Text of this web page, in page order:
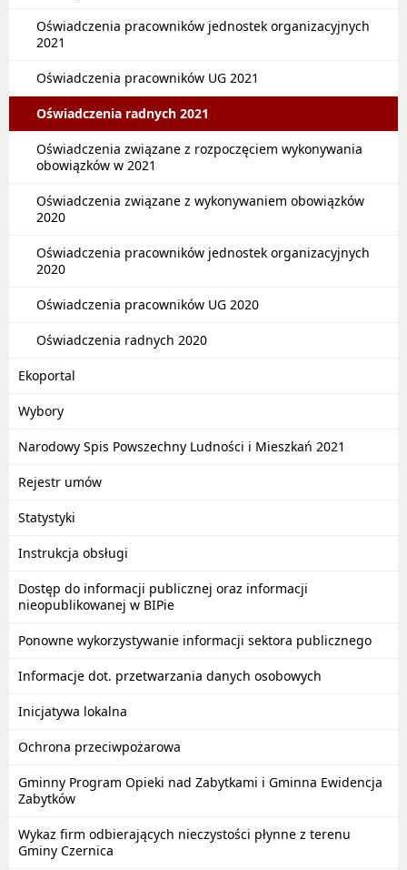
Oświadczenia pracowników jednostek organizacyjnych
2021
Oświadczenia pracowników UG 2021
Oświadczenia radnych 2021
Oświadczenia związane z rozpoczęciem wykonywania
obowiązków w 2021
Oświadczenia związane z wykonywaniem obowiązków
2020
Oświadczenia pracowników jednostek organizacyjnych
2020
Oświadczenia pracowników UG 2020
Oświadczenia radnych 2020
Ekoportal
Wybory
Narodowy Spis Powszechny Ludności i Mieszkań 2021
Rejestr umów
Statystyki
Instrukcja obsługi
Dostęp do informacji publicznej oraz informacji
nieopublikowanej w BIPie
Ponowne wykorzystywanie informacji sektora publicznego
Informacje dot. przetwarzania danych osobowych
Inicjatywa lokalna
Ochrona przeciwpożarowa
Gminny Program Opieki nad Zabytkami i Gminna Ewidencja
Zabytków
Wykaz firm odbierających nieczystości płynne z terenu
Gminy Czernica